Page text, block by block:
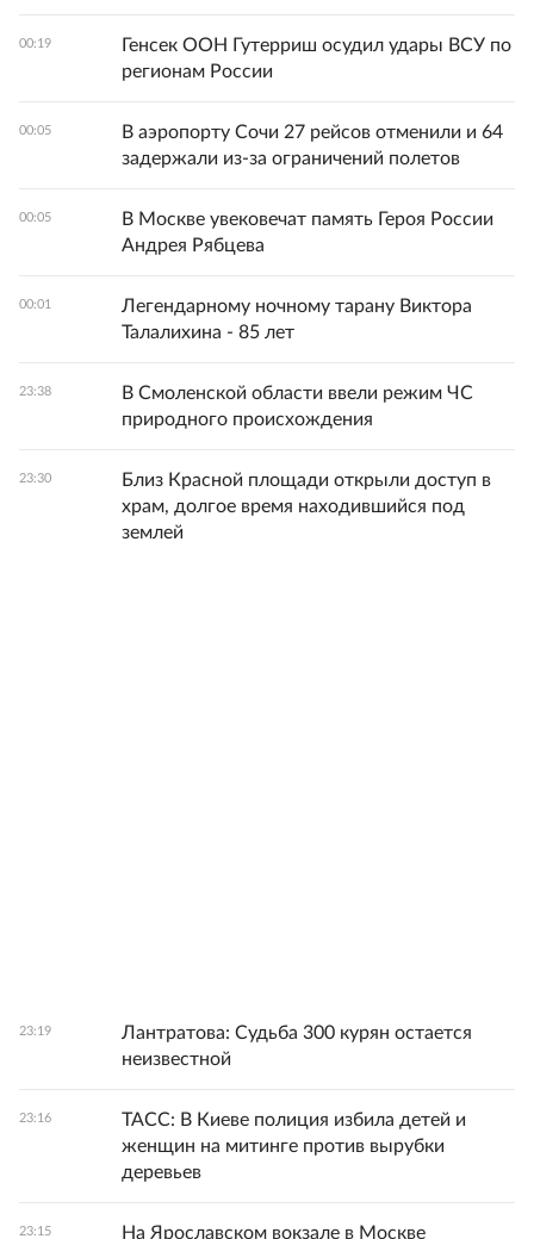
00:19
Генсек ООН Гутерриш осудил удары ВСУ по
регионам России
00:05
В аэропорту Сочи 27 рейсов отменили и 64
задержали из-за ограничений полетов
00:05
В Москве увековечат память Героя России
Андрея Рябцева
00:01
Легендарному ночному тарану Виктора
Талалихина - 85 лет
23:38
В Смоленской области ввели режим ЧС
природного происхождения
23:30
Близ Красной площади открыли доступ в
храм, долгое время находившийся под
землей
23:19
Лантратова: Судьба 300 курян остается
неизвестной
23:16
ТАСС: В Киеве полиция избила детей и
женщин на митинге против вырубки
деревьев
23:15
На Ярославском вокзале в Москве